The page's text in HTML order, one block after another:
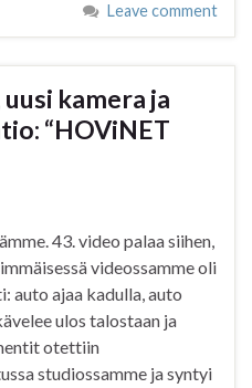
Leave comment
kamera ja
“HOViNET
43. video palaa siihen,
videossamme oli
auto ajaa kadulla, auto
ulos talostaan ja
otettiin
studiossamme ja syntyi